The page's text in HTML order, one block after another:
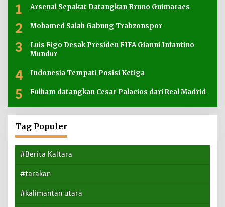
1 Arsenal Sepakat Datangkan Bruno Guimaraes
2 Mohamed Salah Gabung Trabzonspor
3
Luis Figo Desak Presiden FIFA Gianni Infantino
Mundur
4 Indonesia Tempati Posisi Ketiga
5 Fulham datangkan Cesar Palacios dari Real Madrid
Tag Populer
#Berita Kaltara
#tarakan
#kalimantan utara